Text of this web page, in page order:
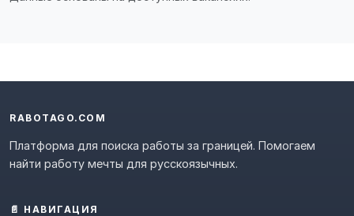
RABOTAGO.COM
Платформа для поиска работы за границей. Помогаем
найти работу мечты для русскоязычных.
📄 НАВИГАЦИЯ